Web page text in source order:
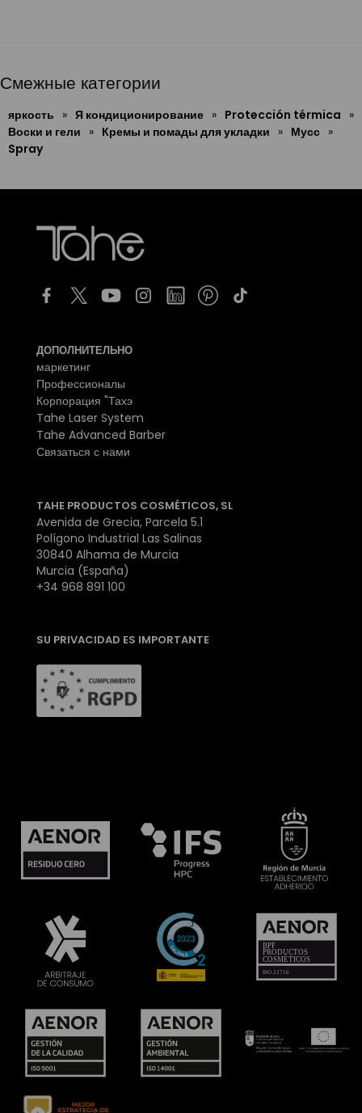
Смежные категории
яркость » Я кондиционирование » Protección térmica »
Воски и гели » Кремы и помады для укладки » Мусс »
Spray
ДОПОЛНИТЕЛЬНО
маркетинг
Профессионалы
Корпорация "Тахэ
Tahe Laser System
Tahe Advanced Barber
Связаться с нами
TAHE PRODUCTOS COSMÉTICOS, SL
Avenida de Grecia, Parcela 5.1
Polígono Industrial Las Salinas
30840 Alhama de Murcia
Murcia (España)
+34 968 891 100
SU PRIVACIDAD ES IMPORTANTE